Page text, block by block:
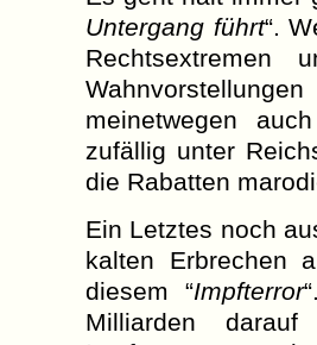
Untergang führt“.
meinetwegen
zufällig unter
die Rabatten
Ein Letztes noch
kalten Erbrechen
diesem “Impfterror
Milliarden